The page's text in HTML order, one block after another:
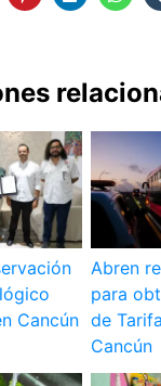
Cancún
Abren
para
de
Cancún